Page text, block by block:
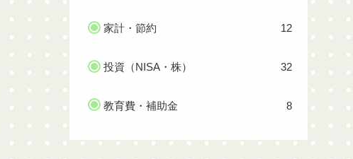
家計・節約 12
投資（NISA・株） 32
教育費・補助金 8